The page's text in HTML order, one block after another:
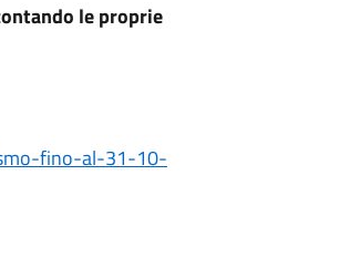
le proprie
fino-al-31-10-